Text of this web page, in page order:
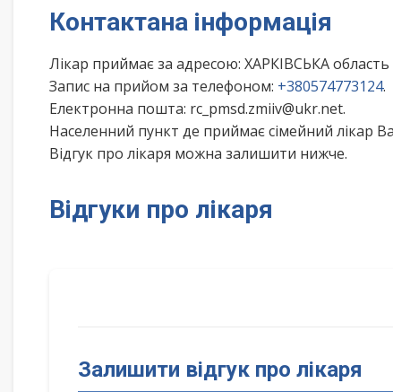
Контактана інформація
Лікар приймає за адресою: ХАРКІВСЬКА
Запис на прийом за телефоном: +380574773124.
Електронна пошта: rc_pmsd.zmiiv@ukr.net.
Населенний пункт де приймає сімейний лікар
Відгук про лікаря можна залишити нижче.
Відгуки про лікаря
Залишити відгук про лікаря